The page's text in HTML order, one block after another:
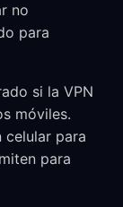
no
para
si la VPN
móviles.
celular para
para